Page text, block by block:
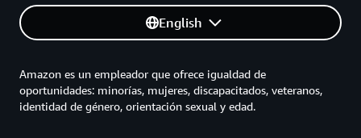
English
Amazon es un empleador que ofrece igualdad de
oportunidades: minorías, mujeres, discapacitados, veteranos,
identidad de género, orientación sexual y edad.